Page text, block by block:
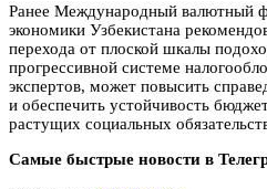
Ранее Международный валютный
экономики Узбекистана
перехода от плоской шкалы
прогрессивной системе
экспертов, может повысить
и обеспечить устойчивость
растущих социальных
Самые быстрые новости в